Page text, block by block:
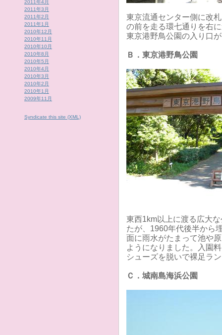
2011年4月
2011年3月
2011年2月
2011年1月
2010年12月
2010年11月
2010年10月
2010年8月
2010年5月
2010年4月
2010年3月
2010年2月
2010年1月
2009年11月
Syndicate this site (XML)
東京流通センター側に改
の前を走る環七通りを右
東京港野鳥公園の入り口
Ｂ．東京港野鳥公園
東西1km以上に渡る広大
たが、1960年代後半から
面に雨水がたまって池や
ようになりました。入園
シューズを脱いで裸足ラ
Ｃ．城南島海浜公園